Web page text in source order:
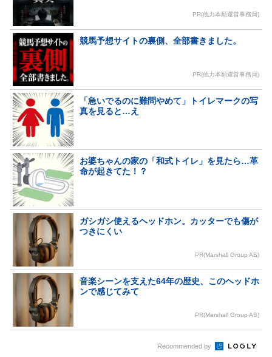
PR(他力本願運営事務局)
競馬予想サイトの裏側、全部書きました。
PR(他力本願運営事務局)
「急いでるのに難問やめて」トイレマークの写
真を見ると…え
お婆ちゃんの家の「和式トイレ」を見たら…革
命が起きてた！？
ガシガシ使えるヘッドホン。カッターでも傷が
つきにくい
PR(Marshall Group AB)
音楽シーンを支えた64年の歴史、このヘッドホ
ンで感じてみて
PR(Marshall Group AB)
Recommended by